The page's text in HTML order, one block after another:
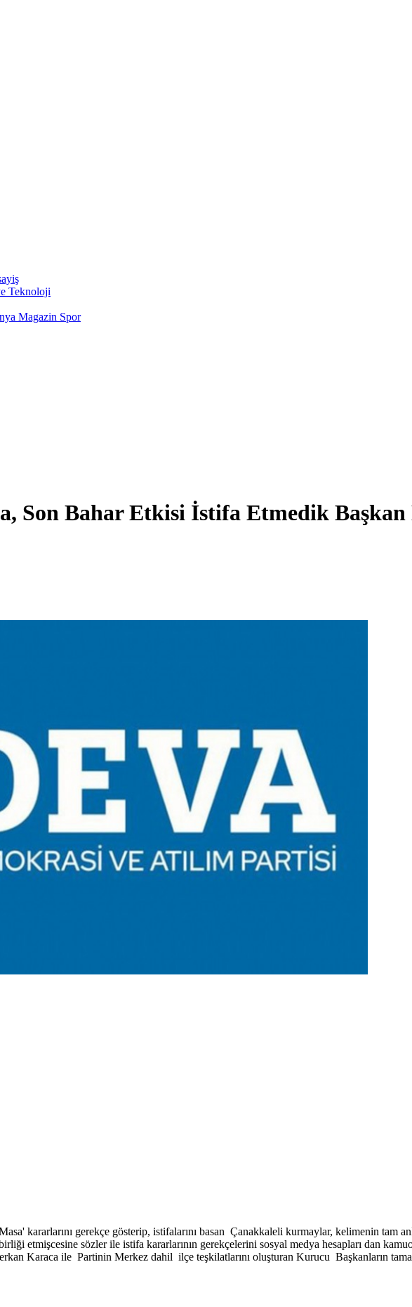
Teknoloji
Magazin Spor
Son Bahar Etkisi İstifa Etmedik Başkan
kararlarını gerekçe gösterip, istifalarını basan Çanakkaleli kurmaylar, kelimenin tam
etmişcesine sözler ile istifa kararlarının gerekçelerini sosyal medya hesapları dan
Karaca ile Partinin Merkez dahil ilçe teşkilatlarını oluşturan Kurucu Başkanların